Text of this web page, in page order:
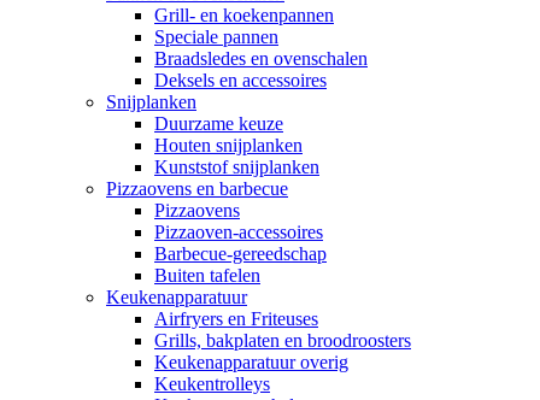
Grill- en koekenpannen
Speciale pannen
Braadsledes en ovenschalen
Deksels en accessoires
Snijplanken
Duurzame keuze
Houten snijplanken
Kunststof snijplanken
Pizzaovens en barbecue
Pizzaovens
Pizzaoven-accessoires
Barbecue-gereedschap
Buiten tafelen
Keukenapparatuur
Airfryers en Friteuses
Grills, bakplaten en broodroosters
Keukenapparatuur overig
Keukentrolleys